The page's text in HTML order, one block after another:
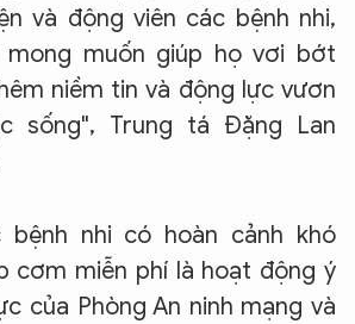
và động viên các bệnh nhi,
mong muốn giúp họ vơi bớt
niềm tin và động lực vươn
sống", Trung tá Đặng Lan
bệnh nhi có hoàn cảnh khó
cơm miễn phí là hoạt động ý
của Phòng An ninh mạng và
CHATBOT CỦA